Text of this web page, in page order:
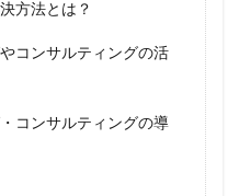
方法とは？
コンサルティングの活
コンサルティングの導